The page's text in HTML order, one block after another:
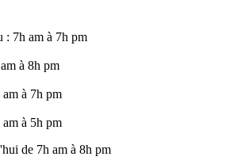
: 7h am à 7h pm
à 8h pm
am à 7h pm
à 5h pm
de 7h am à 8h pm